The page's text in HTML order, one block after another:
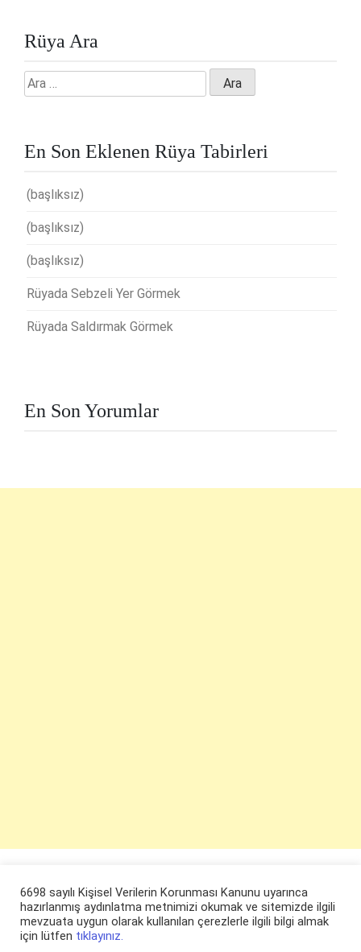
Rüya Ara
Arama:
En Son Eklenen Rüya Tabirleri
(başlıksız)
(başlıksız)
(başlıksız)
Rüyada Sebzeli Yer Görmek
Rüyada Saldırmak Görmek
En Son Yorumlar
6698 sayılı Kişisel Verilerin Korunması Kanunu uyarınca
hazırlanmış aydınlatma metnimizi okumak ve sitemizde ilgili
mevzuata uygun olarak kullanılan çerezlerle ilgili bilgi almak
için lütfen tıklayınız.